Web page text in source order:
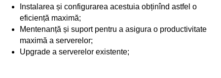
Instalarea și configurarea acestuia obținînd astfel o
eficiență maximă;
Mentenanță și suport pentru a asigura o productivitate
maximă a serverelor;
Upgrade a serverelor existente;